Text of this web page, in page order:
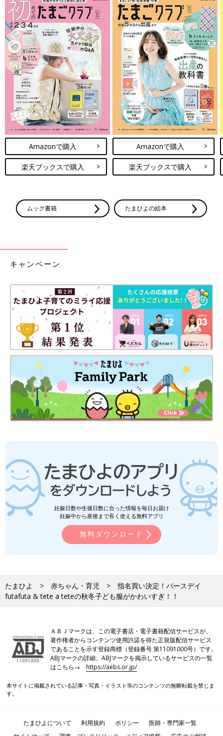
Amazonで購入
楽天ブックスで購入
Amazonで購入
楽天ブックスで購入
ムック書籍 たまひよの絵本
キャンペーン
妊娠日数や生後日数に合った情報を毎日お届け
妊娠中から産後まで長く使える無料アプリ
無料ダウンロード
たまひよ 赤ちゃん・育児
指名買い決定！バースデイ
futafuta & tete a teteの秋冬子ども服がかわいすぎ！！
ＡＢＪマークは、この電子書店・電子書籍配信サービスが、
著作権者からコンテンツ使用許諾を得た正規版配信サービス
であることを示す登録商標（登録番号 第11091000号）です。
ABJマークの詳細、ABJマークを掲示しているサービスの一覧
はこちら→https://aebs.or.jp/
本サイトに掲載されている記事・写真・イラスト等のコンテンツの無断転載を禁じま
す。
たまひよについて 利用規約 ポリシー
医師・専門家一覧